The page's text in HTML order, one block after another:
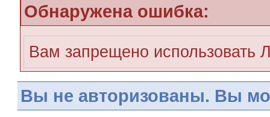
Обнаружена ошибка:
Вам запрещено
Вы не авторизованы. Вы